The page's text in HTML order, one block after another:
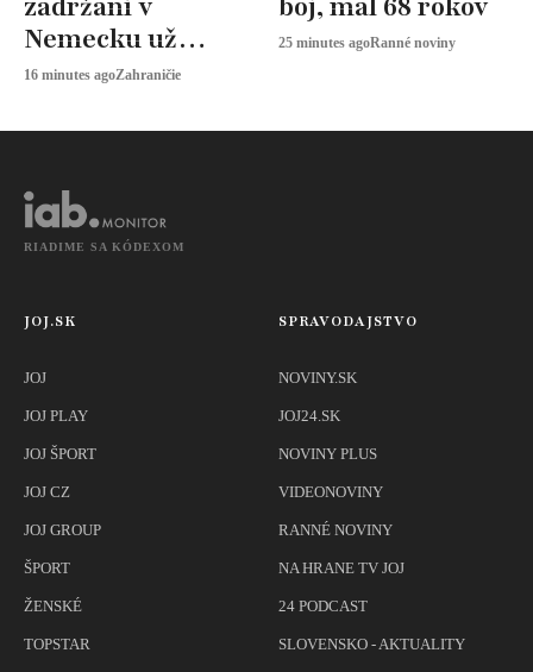
zadržaní v
Nemecku už
previezli späť na
16 minutes agoZahraničie
boj, mal 68 rokov
25 minutes agoRanné noviny
RIADIME SA KÓDEXOM
JOJ.SK
JOJ
JOJ PLAY
JOJ ŠPORT
JOJ CZ
JOJ GROUP
ŠPORT
ŽENSKÉ
TOPSTAR
SPRAVODAJSTVO
NOVINY.SK
JOJ24.SK
NOVINY PLUS
VIDEONOVINY
RANNÉ NOVINY
NA HRANE TV JOJ
24 PODCAST
SLOVENSKO - AKTUALITY